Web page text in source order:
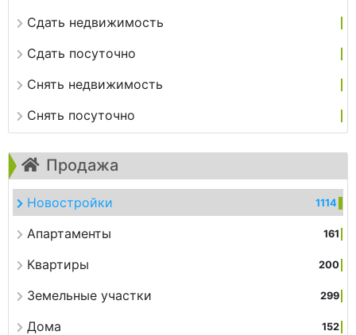
Сдать недвижимость
Сдать посуточно
Снять недвижимость
Снять посуточно
Продажа
Новостройки 1114
Апартаменты 161
Квартиры 200
Земельные участки 299
Дома 152